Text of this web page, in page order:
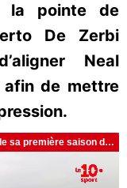
la pointe de
De Zerbi
Neal
afin de mettre